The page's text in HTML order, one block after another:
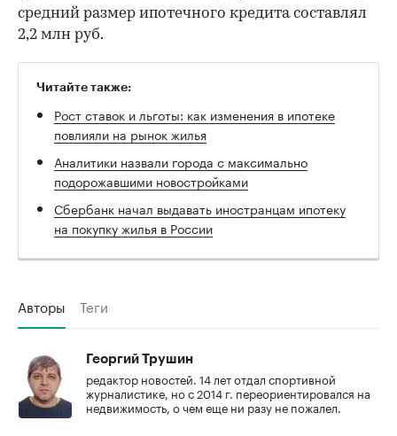
средний размер ипотечного кредита составлял
2,2 млн руб.
Читайте также:
Рост ставок и льготы: как изменения в ипотеке
повлияли на рынок жилья
Аналитики назвали города с максимально
подорожавшими новостройками
Сбербанк начал выдавать иностранцам ипотеку
на покупку жилья в России
Авторы Теги
Георгий Трушин
редактор новостей. 14 лет отдал спортивной
журналистике, но с 2014 г. переориентировался на
недвижимость, о чем еще ни разу не пожалел.